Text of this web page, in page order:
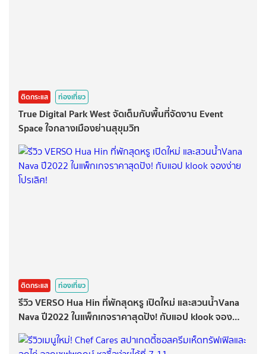
ติดกระแส ท่องเที่ยว
True Digital Park West จัดเต็มกับพื้นที่จัดงาน Event
Space ใจกลางเมืองย่านสุขุมวิท
ติดกระแส ท่องเที่ยว
รีวิว VERSO Hua Hin ที่พักสุดหรู เปิดใหม่ และสวนน้ำVana
Nava ปี2022 ในแพ็กเกจราคาสุดปัง! กับแอป klook จอง
ง่ายโปรเลิศ!